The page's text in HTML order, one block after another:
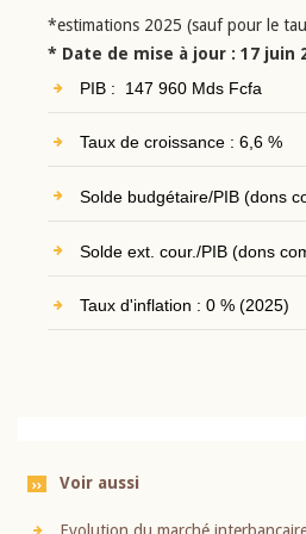
*estimations 2025 (sauf pour le
* Date de mise à jour : 17 juin
PIB : 147 960 Mds Fcfa
Taux de croissance : 6,6 %
Solde budgétaire/PIB (dons
Solde ext. cour./PIB (dons
Taux d'inflation : 0 % (2025)
Voir aussi